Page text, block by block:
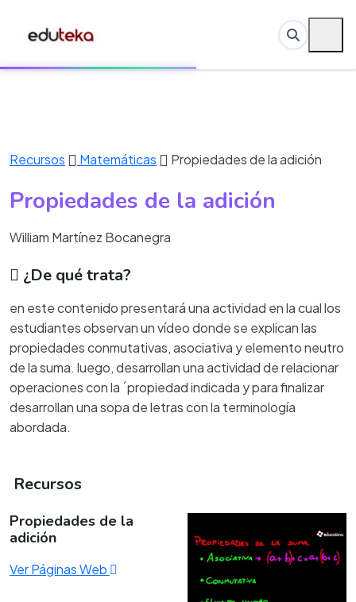
Recursos Matemáticas Propiedades de la adición
Propiedades de la adición
William Martínez Bocanegra
¿De qué trata?
en este contenido presentará una actividad en la cual los
estudiantes observan un vídeo donde se explican las
propiedades conmutativas, asociativa y elemento neutro
de la suma. luego, desarrollan una actividad de relacionar
operaciones con la ´propiedad indicada y para finalizar
desarrollan una sopa de letras con la terminología
abordada.
Recursos
Propiedades de la
adición
Ver Páginas Web